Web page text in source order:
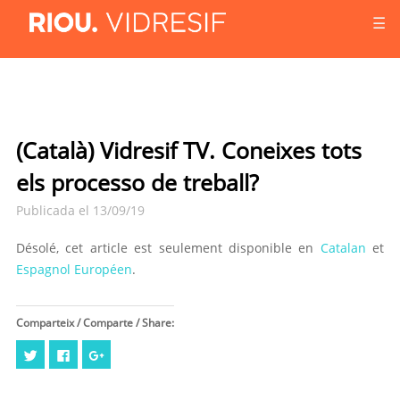
☰
(Català) Vidresif TV. Coneixes tots
els processo de treball?
Publicada el 13/09/19
Désolé, cet article est seulement disponible en Catalan et
Espagnol Européen.
Comparteix / Comparte / Share:
Cliquez
pour
partager
Cliquez
pour
partagerpartager